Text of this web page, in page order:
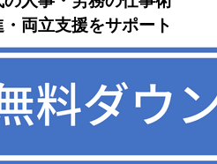
両立支援をサポート